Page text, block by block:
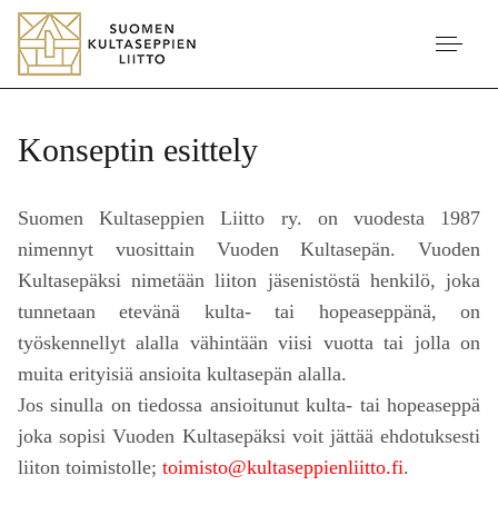
Konseptin esittely
Suomen Kultaseppien Liitto ry. on vuodesta 1987
nimennyt vuosittain Vuoden Kultasepän. Vuoden
Kultasepäksi nimetään liiton jäsenistöstä henkilö, joka
tunnetaan etevänä kulta- tai hopeaseppänä, on
työskennellyt alalla vähintään viisi vuotta tai jolla on
muita erityisiä ansioita kultasepän alalla.
Jos sinulla on tiedossa ansioitunut kulta- tai hopeaseppä
joka sopisi Vuoden Kultasepäksi voit jättää ehdotuksesti
liiton toimistolle; toimisto@kultaseppienliitto.fi.